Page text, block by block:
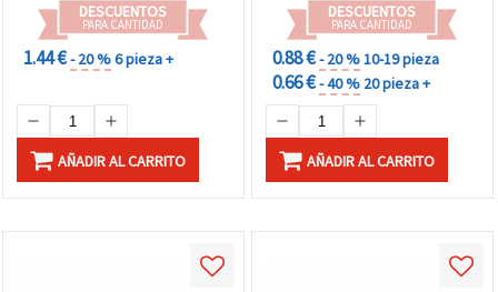
DESCUENTOS
PARA CANTIDAD
1.44 €- 20 %6 pieza +
AÑADIR AL CARRITO
DESCUENTOS
PARA CANTIDAD
0.88 €- 20 %10-19 pieza
0.66 €- 40 % 20 pieza +
AÑADIR AL CARRITO